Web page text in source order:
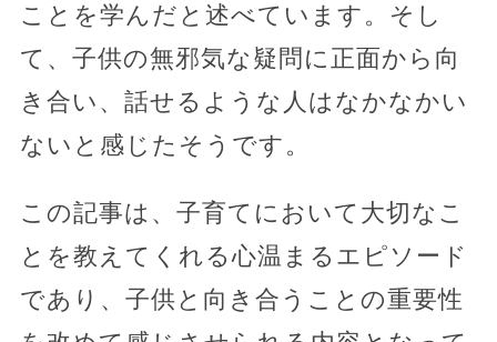
ことを学んだと述べています。そし
て、子供の無邪気な疑問に正面から向
き合い、話せるような人はなかなかい
ないと感じたそうです。
この記事は、子育てにおいて大切なこ
とを教えてくれる心温まるエピソード
であり、子供と向き合うことの重要性